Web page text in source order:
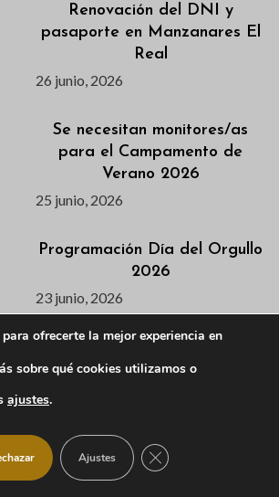
Renovación del DNI y
pasaporte en Manzanares El
Real
26 junio, 2026
Se necesitan monitores/as
para el Campamento de
Verano 2026
25 junio, 2026
Programación Día del Orgullo
2026
23 junio, 2026
Agenda semanal del 23 al 28
ofrecerte la mejor experiencia en
sobre qué cookies utilizamos o
ajustes.
Ajustes CERRAR EL